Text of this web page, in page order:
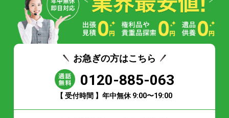
お急ぎの方はこちら
0120-885-063
【 受付時間 】年中無休 9:00〜19:00